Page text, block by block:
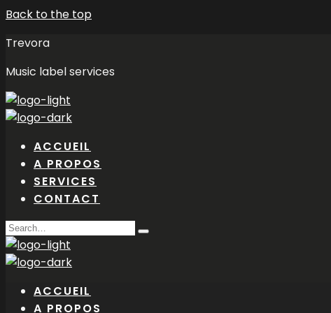
Back to the top
Trevora
Music label services
ACCUEIL
A PROPOS
SERVICES
CONTACT
Search
for:
Type
ACCUEIL
A PROPOS